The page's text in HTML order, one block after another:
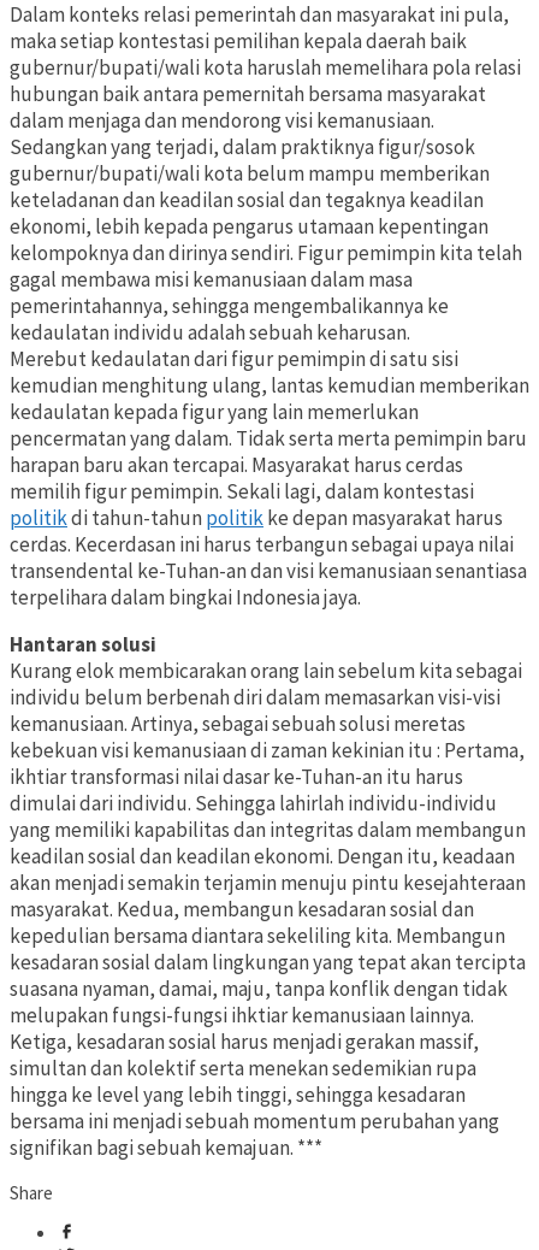
Dalam konteks relasi pemerintah dan masyarakat ini pula,
maka setiap kontestasi pemilihan kepala daerah baik
gubernur/bupati/wali kota haruslah memelihara pola relasi
hubungan baik antara pemernitah bersama masyarakat
dalam menjaga dan mendorong visi kemanusiaan.
Sedangkan yang terjadi, dalam praktiknya figur/sosok
gubernur/bupati/wali kota belum mampu memberikan
keteladanan dan keadilan sosial dan tegaknya keadilan
ekonomi, lebih kepada pengarus utamaan kepentingan
kelompoknya dan dirinya sendiri. Figur pemimpin kita telah
gagal membawa misi kemanusiaan dalam masa
pemerintahannya, sehingga mengembalikannya ke
kedaulatan individu adalah sebuah keharusan.
Merebut kedaulatan dari figur pemimpin di satu sisi
kemudian menghitung ulang, lantas kemudian memberikan
kedaulatan kepada figur yang lain memerlukan
pencermatan yang dalam. Tidak serta merta pemimpin baru
harapan baru akan tercapai. Masyarakat harus cerdas
memilih figur pemimpin. Sekali lagi, dalam kontestasi
politikdi tahun-tahunpolitikke depan masyarakat harus
cerdas. Kecerdasan ini harus terbangun sebagai upaya nilai
transendental ke-Tuhan-an dan visi kemanusiaan senantiasa
terpelihara dalam bingkai Indonesia jaya.
Hantaran solusi
Kurang elok membicarakan orang lain sebelum kita sebagai
individu belum berbenah diri dalam memasarkan visi-visi
kemanusiaan. Artinya, sebagai sebuah solusi meretas
kebekuan visi kemanusiaan di zaman kekinian itu : Pertama,
ikhtiar transformasi nilai dasar ke-Tuhan-an itu harus
dimulai dari individu. Sehingga lahirlah individu-individu
yang memiliki kapabilitas dan integritas dalam membangun
keadilan sosial dan keadilan ekonomi. Dengan itu, keadaan
akan menjadi semakin terjamin menuju pintu kesejahteraan
masyarakat. Kedua, membangun kesadaran sosial dan
kepedulian bersama diantara sekeliling kita. Membangun
kesadaran sosial dalam lingkungan yang tepat akan tercipta
suasana nyaman, damai, maju, tanpa konflik dengan tidak
melupakan fungsi-fungsi ihktiar kemanusiaan lainnya.
Ketiga, kesadaran sosial harus menjadi gerakan massif,
simultan dan kolektif serta menekan sedemikian rupa
hingga ke level yang lebih tinggi, sehingga kesadaran
bersama ini menjadi sebuah momentum perubahan yang
signifikan bagi sebuah kemajuan. ***
Share